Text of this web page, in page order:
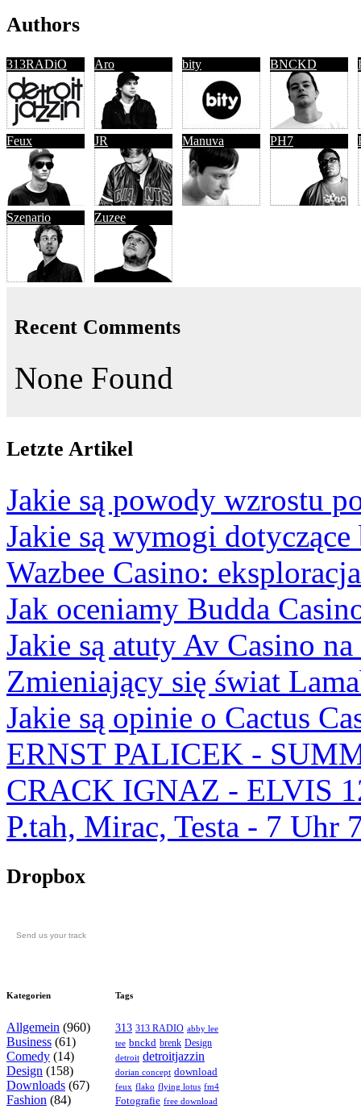
Authors
313RADiO Aro bity BNCKD
Feux JR Manuva PH7
Szenario Zuzee
Recent Comments
None Found
Letzte Artikel
Jakie są powody wzrostu
Jakie są wymogi
Wazbee Casino:
Jak oceniamy Budda
Jakie są atuty Av Casino
Zmieniający się świat
Jakie są opinie o Cactus
ERNST PALICEK -
CRACK IGNAZ - ELVIS
P.tah, Mirac, Testa - 7
Dropbox
Send us your track
Kategorien
Allgemein (960)
Business (61)
Comedy (14)
Design (158)
Downloads (67)
Fashion (84)
Tags
313 313 RADIO abby lee
tee bnckd brenk Design
detroit detroitjazzin
dorian concept download
feux flako flying lotus fm4
Fotografie free download